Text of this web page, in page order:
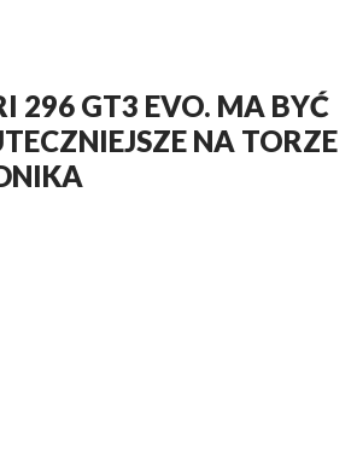
296 GT3 EVO. MA BYĆ
NA TORZE